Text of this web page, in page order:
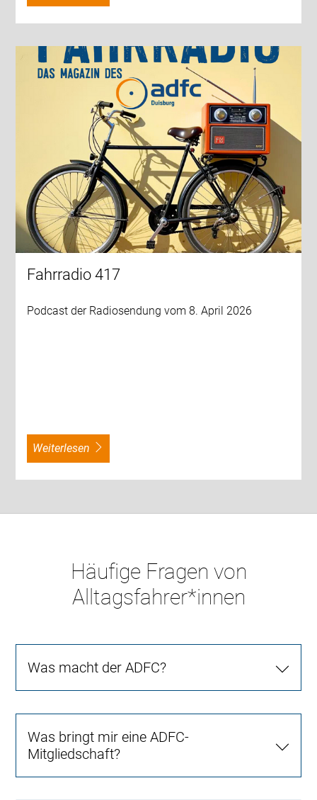
Fahrradio 417
Podcast der Radiosendung vom 8. April 2026
weiterlesen
Häufige Fragen von
Alltagsfahrer*innen
Was macht der ADFC?
Was bringt mir eine ADFC-
Mitgliedschaft?